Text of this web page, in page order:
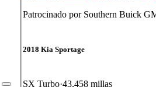
Patrocinado por Southern Buick
2018 Kia Sportage
SX Turbo 43,458 millas